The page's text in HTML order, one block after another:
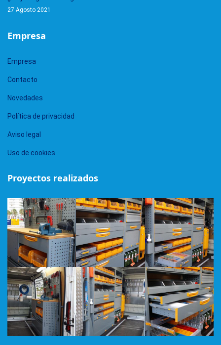
27 Agosto 2021
Empresa
Empresa
Contacto
Novedades
Política de privacidad
Aviso legal
Uso de cookies
Proyectos realizados